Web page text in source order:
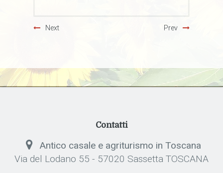
Next Prev
Contatti
Antico casale e agriturismo in Toscana
Via del Lodano 55 - 57020 Sassetta TOSCANA